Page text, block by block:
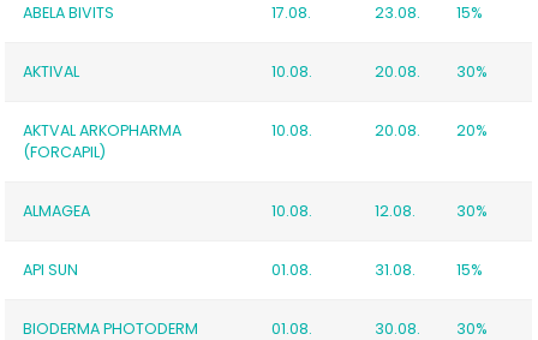
ABELA BIVITS 17.08. 23.08. 15%
AKTIVAL 10.08. 20.08. 30%
AKTVAL ARKOPHARMA
(FORCAPIL)
10.08. 20.08. 20%
ALMAGEA 10.08. 12.08. 30%
API SUN 01.08. 31.08. 15%
BIODERMA PHOTODERM 01.08. 30.08. 30%